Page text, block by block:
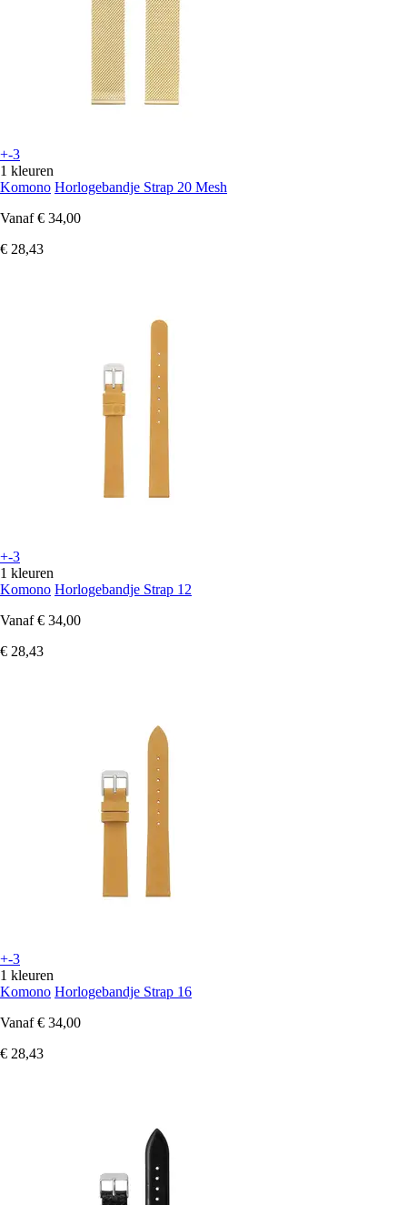
+-3
1 kleuren
Komono Horlogebandje Strap 20 Mesh
Vanaf € 34,00
€ 28,43
+-3
1 kleuren
Komono Horlogebandje Strap 12
Vanaf € 34,00
€ 28,43
+-3
1 kleuren
Komono Horlogebandje Strap 16
Vanaf € 34,00
€ 28,43